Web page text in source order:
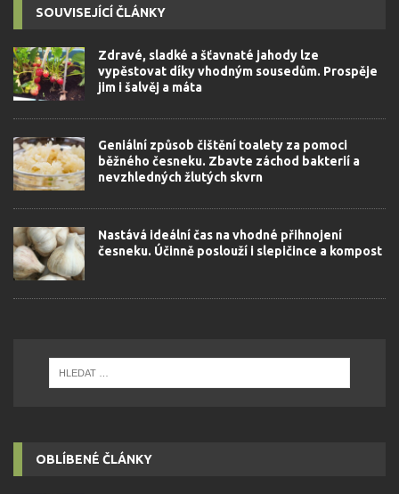
SOUVISEJÍCÍ ČLÁNKY
Zdravé, sladké a šťavnaté jahody lze
vypěstovat díky vhodným sousedům. Prospěje
jim i šalvěj a máta
Geniální způsob čištění toalety za pomoci
běžného česneku. Zbavte záchod bakterií a
nevzhledných žlutých skvrn
Nastává ideální čas na vhodné přihnojení
česneku. Účinně poslouží i slepičince a kompost
OBLÍBENÉ ČLÁNKY